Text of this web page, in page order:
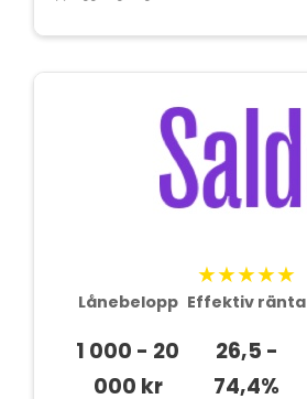
★★★★★
Lånebelopp
1 000 - 20
000 kr
Effektiv ränta
26,5 -
74,4%